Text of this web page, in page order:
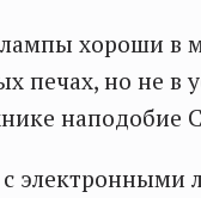
хороши в
печах, но не в
наподобие
электронными